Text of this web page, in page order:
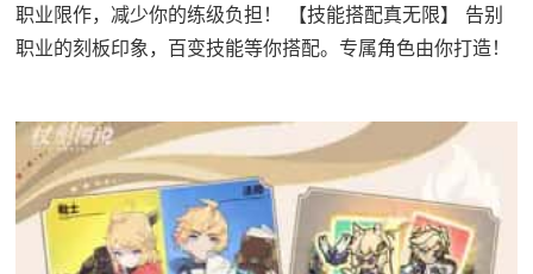
职业限作，减少你的练级负担！ 【技能搭配真无限】 告别
职业的刻板印象，百变技能等你搭配。专属角色由你打造！